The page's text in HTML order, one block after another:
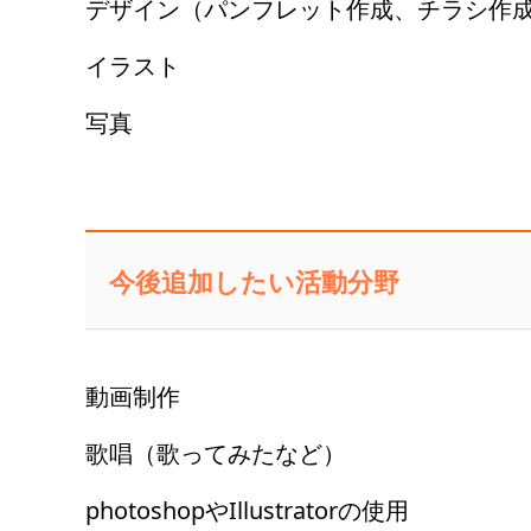
デザイン（パンフレット作成、チラシ作
イラスト
写真
今後追加したい活動分野
動画制作
歌唱（歌ってみたなど）
photoshopやIllustratorの使用